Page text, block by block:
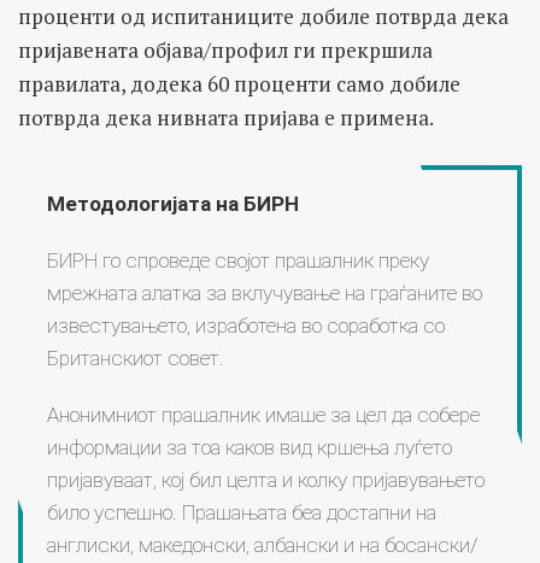
проценти од испитаниците добиле потврда дека
пријавената објава/профил ги прекршила
правилата, додека 60 проценти само добиле
потврда дека нивната пријава е примена.
Методологијата на БИРН
БИРН го спроведе својот прашалник преку
мрежната алатка за вклучување на граѓаните во
известувањето, изработена во соработка со
Британскиот совет.
Анонимниот прашалник имаше за цел да собере
информации за тоа каков вид кршења луѓето
пријавуваат, кој бил целта и колку пријавувањето
било успешно. Прашањата беа достапни на
англиски, македонски, албански и на босански/